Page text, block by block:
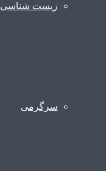
زیست شناسی
سرگرمی